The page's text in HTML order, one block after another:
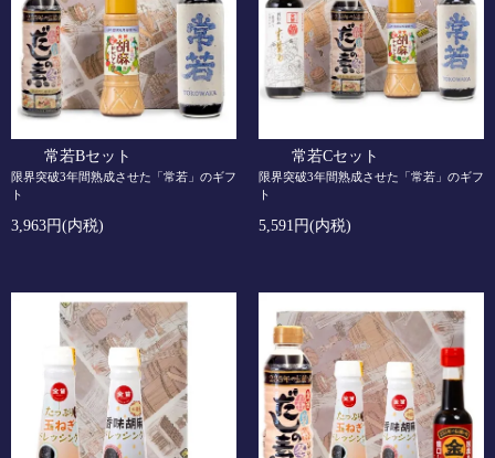
常若Bセット
限界突破3年間熟成させた「常若」のギフ
ト
3,963円(内税)
常若Cセット
限界突破3年間熟成させた「常若」のギフ
ト
5,591円(内税)